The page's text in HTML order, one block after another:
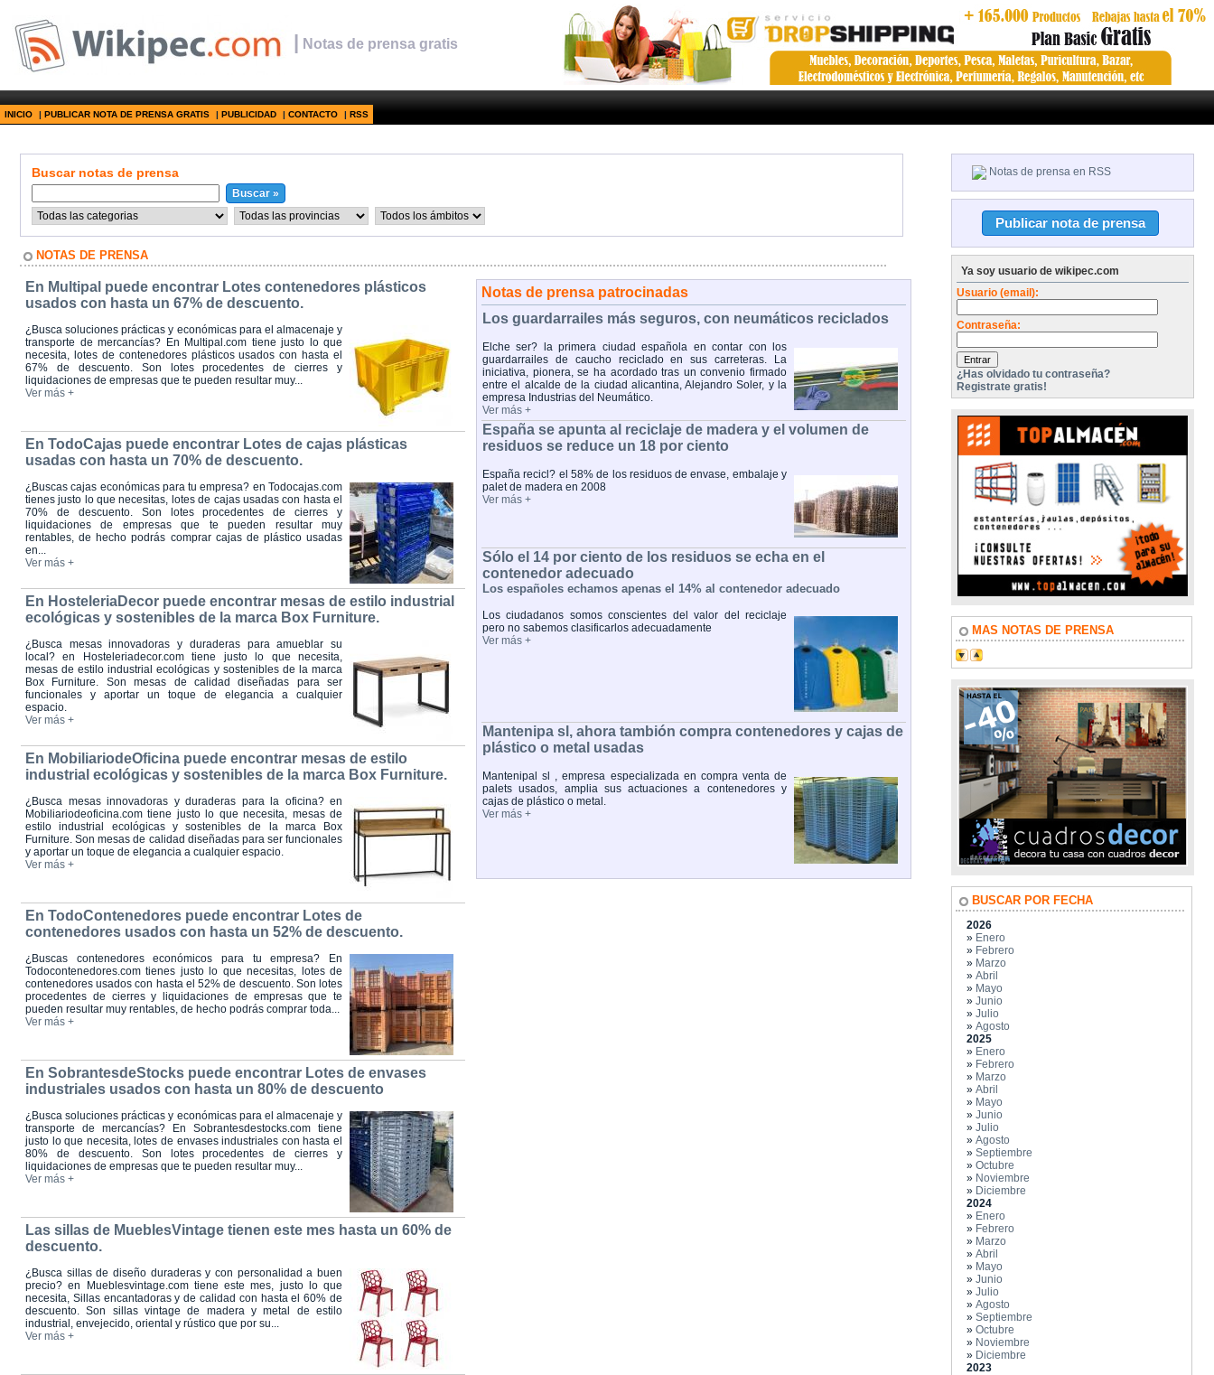
| Notas de prensa gratis
INICIO | PUBLICAR NOTA DE PRENSA GRATIS | PUBLICIDAD | CONTACTO | RSS
Buscar notas de prensa
NOTAS DE PRENSA
En Multipal puede encontrar Lotes contenedores plásticos
usados con hasta un 67% de descuento.
¿Busca soluciones prácticas y económicas para el almacenaje y
transporte de mercancías? En Multipal.com tiene justo lo que
necesita, lotes de contenedores plásticos usados con hasta el
67% de descuento. Son lotes procedentes de cierres y
liquidaciones de empresas que te pueden resultar muy...
Ver más +
En TodoCajas puede encontrar Lotes de cajas plásticas
usadas con hasta un 70% de descuento.
¿Buscas cajas económicas para tu empresa? en Todocajas.com
tienes justo lo que necesitas, lotes de cajas usadas con hasta el
70% de descuento. Son lotes procedentes de cierres y
liquidaciones de empresas que te pueden resultar muy
rentables, de hecho podrás comprar cajas de plástico usadas
en...
Ver más +
En HosteleriaDecor puede encontrar mesas de estilo industrial
ecológicas y sostenibles de la marca Box Furniture.
¿Busca mesas innovadoras y duraderas para amueblar su
local? en Hosteleriadecor.com tiene justo lo que necesita,
mesas de estilo industrial ecológicas y sostenibles de la marca
Box Furniture. Son mesas de calidad diseñadas para ser
funcionales y aportar un toque de elegancia a cualquier
espacio.
Ver más +
En MobiliariodeOficina puede encontrar mesas de estilo
industrial ecológicas y sostenibles de la marca Box Furniture.
¿Busca mesas innovadoras y duraderas para la oficina? en
Mobiliariodeoficina.com tiene justo lo que necesita, mesas de
estilo industrial ecológicas y sostenibles de la marca Box
Furniture. Son mesas de calidad diseñadas para ser funcionales
y aportar un toque de elegancia a cualquier espacio.
Ver más +
En TodoContenedores puede encontrar Lotes de
contenedores usados con hasta un 52% de descuento.
¿Buscas contenedores económicos para tu empresa? En
Todocontenedores.com tienes justo lo que necesitas, lotes de
contenedores usados con hasta el 52% de descuento. Son lotes
procedentes de cierres y liquidaciones de empresas que te
pueden resultar muy rentables, de hecho podrás comprar toda...
Ver más +
En SobrantesdeStocks puede encontrar Lotes de envases
industriales usados con hasta un 80% de descuento
¿Busca soluciones prácticas y económicas para el almacenaje y
transporte de mercancías? En Sobrantesdestocks.com tiene
justo lo que necesita, lotes de envases industriales con hasta el
80% de descuento. Son lotes procedentes de cierres y
liquidaciones de empresas que te pueden resultar muy...
Ver más +
Las sillas de MueblesVintage tienen este mes hasta un 60% de
descuento.
¿Busca sillas de diseño duraderas y con personalidad a buen
precio? en Mueblesvintage.com tiene este mes, justo lo que
necesita, Sillas encantadoras y de calidad con hasta el 60% de
descuento. Son sillas vintage de madera y metal de estilo
industrial, envejecido, oriental y rústico que por su...
Ver más +
Notas de prensa patrocinadas
Los guardarrailes más seguros, con neumáticos reciclados
Elche ser? la primera ciudad española en contar con los
guardarrailes de caucho reciclado en sus carreteras. La
iniciativa, pionera, se ha acordado tras un convenio firmado
entre el alcalde de la ciudad alicantina, Alejandro Soler, y la
empresa Industrias del Neumático.
Ver más +
España se apunta al reciclaje de madera y el volumen de
residuos se reduce un 18 por ciento
España recicl? el 58% de los residuos de envase, embalaje y
palet de madera en 2008
Ver más +
Sólo el 14 por ciento de los residuos se echa en el
contenedor adecuado
Los españoles echamos apenas el 14% al contenedor adecuado
Los ciudadanos somos conscientes del valor del reciclaje
pero no sabemos clasificarlos adecuadamente
Ver más +
Mantenipa sl, ahora tambión compra contenedores y cajas de
plástico o metal usadas
Mantenipal sl , empresa especializada en compra venta de
palets usados, amplia sus actuaciones a contenedores y
cajas de plástico o metal.
Ver más +
Notas de prensa en RSS
Ya soy usuario de wikipec.com
Usuario (email):
Contraseña:
¿Has olvidado tu contraseña?
Registrate gratis!
MAS NOTAS DE PRENSA
BUSCAR POR FECHA
2026
» Enero
» Febrero
» Marzo
» Abril
» Mayo
» Junio
» Julio
» Agosto
2025
» Enero
» Febrero
» Marzo
» Abril
» Mayo
» Junio
» Julio
» Agosto
» Septiembre
» Octubre
» Noviembre
» Diciembre
2024
» Enero
» Febrero
» Marzo
» Abril
» Mayo
» Junio
» Julio
» Agosto
» Septiembre
» Octubre
» Noviembre
» Diciembre
2023